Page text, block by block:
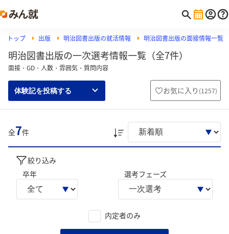
トップ 出版 明治図書出版の就活情報 明治図書出版の面接情報一覧
明治図書出版の一次選考情報一覧（全7件）
面接・GD・人数・雰囲気・質問内容
体験記を投稿する お気に入り (1257)
全7件
絞り込み
卒年
選考フェーズ
内定者のみ